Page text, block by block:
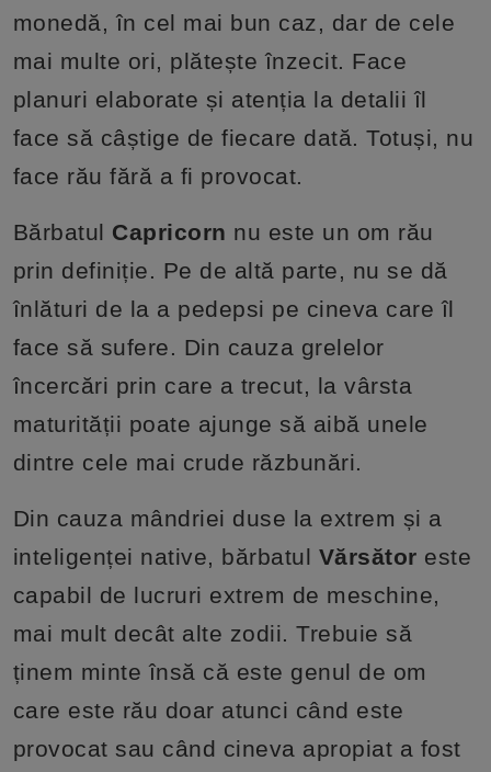
monedă, în cel mai bun caz, dar de cele
mai multe ori, plătește înzecit. Face
planuri elaborate și atenția la detalii îl
face să câștige de fiecare dată. Totuși, nu
face rău fără a fi provocat.
Bărbatul Capricorn nu este un om rău
prin definiție. Pe de altă parte, nu se dă
înlături de la a pedepsi pe cineva care îl
face să sufere. Din cauza grelelor
încercări prin care a trecut, la vârsta
maturității poate ajunge să aibă unele
dintre cele mai crude răzbunări.
Din cauza mândriei duse la extrem și a
inteligenței native, bărbatul Vărsător este
capabil de lucruri extrem de meschine,
mai mult decât alte zodii. Trebuie să
ținem minte însă că este genul de om
care este rău doar atunci când este
provocat sau când cineva apropiat a fost